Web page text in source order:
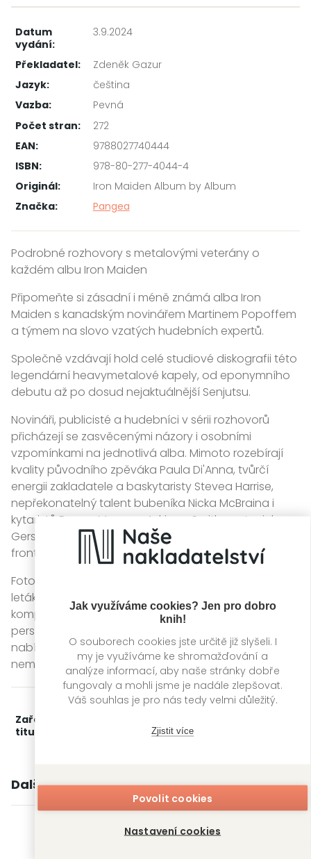
Jak využíváme cookies? Jen pro dobro
knih!
O souborech cookies jste určitě již slyšeli. I
my je využíváme ke shromažďování a
analýze informací, aby naše stránky dobře
fungovaly a mohli jsme je nadále zlepšovat.
Váš souhlas je pro nás tedy velmi důležitý.
Zjistit více
Povolit cookies
Nastavení cookies
Datum
vydání:
3.9.2024
Překladatel:
Zdeněk Gazur
Jazyk:
čeština
Vazba:
Pevná
Počet stran:
272
EAN:
9788027740444
ISBN:
978-80-277-4044-4
Originál:
Iron Maiden Album by Album
Značka:
Pangea
Podrobné rozhovory s metalovými veterány o
každém albu Iron Maiden
Připomeňte si zásadní i méně známá alba Iron
Maiden s kanadským novinářem Martinem Popoffem
a týmem na slovo vzatých hudebních expertů.
Společně vzdávají hold celé studiové diskografii této
legendární heavymetalové kapely, od eponymního
debutu až po dosud nejaktuálnější Senjutsu.
Novináři, publicisté a hudebníci v sérii rozhovorů
přicházejí se zasvěcenými názory i osobními
vzpomínkami na jednotlivá alba. Mimoto rozebírají
kvality původního zpěváka Paula Di'Anna, tvůrčí
energii zakladatele a baskytaristy Stevea Harrise,
nepřekonatelný talent bubeníka Nicka McBraina i
kytaristů Davea Murraye, Adriana Smithe a Janicka
Gerse a pochopitelně rovněž jedinečný projev
frontmana Bruce Dickinsona.
Fotografie z koncertů i zákulisí doprovázejí snímky
letáků, plakátů a dalších memorabilií. Nechybí ani
kompletní seznamy skladeb a podrobnosti o
personálním obsazení jednotlivých alb. Publikace tak
nabízí poutavý vhled do světa Iron Maiden, který
nemá obdoby.
Zařažení
titulu:
Další knihy autora